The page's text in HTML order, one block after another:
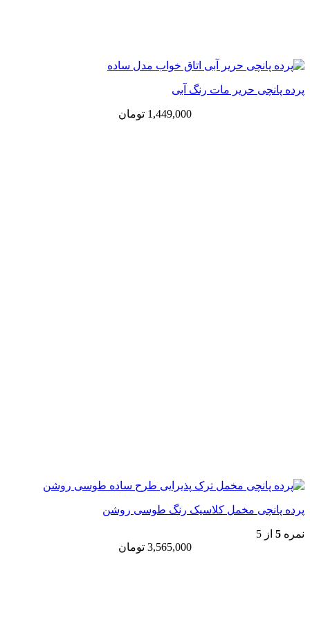
پرده پانچی حریر مات رنگ آبی
1,449,000 تومان
پرده پانچی مخمل کلاسیک رنگ طوسی روشن
نمره5 از 5
3,565,000 تومان